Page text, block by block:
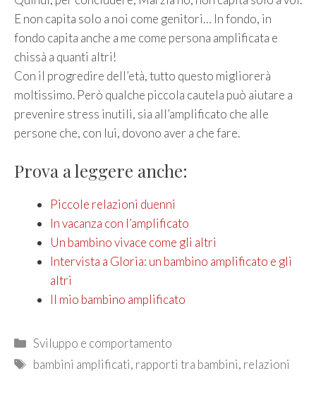
E non capita solo a noi come genitori… In fondo, in
fondo capita anche a me come persona amplificata e
chissà a quanti altri!
Con il progredire dell’età, tutto questo migliorerà
moltissimo. Però qualche piccola cautela può aiutare a
prevenire stress inutili, sia all’amplificato che alle
persone che, con lui, dovono aver a che fare.
Prova a leggere anche:
Piccole relazioni duenni
In vacanza con l’amplificato
Un bambino vivace come gli altri
Intervista a Gloria: un bambino amplificato e gli
altri
Il mio bambino amplificato
Categories
Sviluppo e comportamento
Tags
bambini amplificati, rapporti tra bambini, relazioni